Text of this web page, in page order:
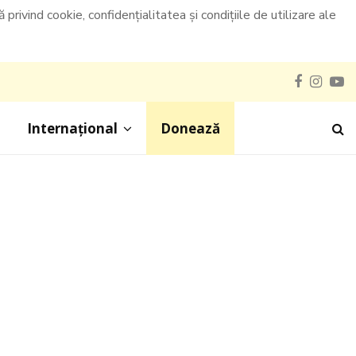
cookie, confidențialitatea și condițiile de utilizare ale
Internațional Donează